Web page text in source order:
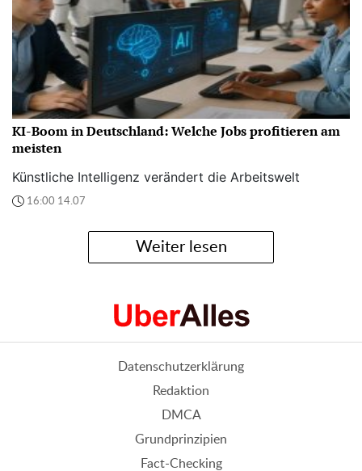
KI-Boom in Deutschland: Welche Jobs profitieren am
meisten
Künstliche Intelligenz verändert die Arbeitswelt
16:00 14.07
Weiter lesen
Datenschutzerklärung
Redaktion
DMCA
Grundprinzipien
Fact-Checking